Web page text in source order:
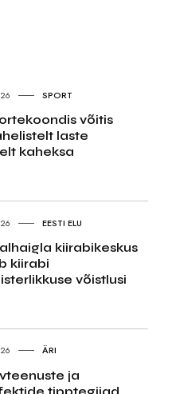
SPORT
võitis
laste
kaheksa
EESTI ELU
kiirabikeskus
kiirabi
võistlusi
ÄRI
ja